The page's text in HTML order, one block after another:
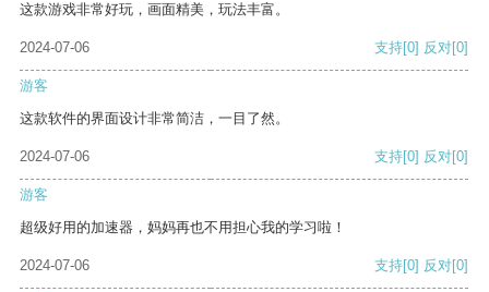
这款游戏非常好玩，画面精美，玩法丰富。
2024-07-06 支持[0] 反对[0]
游客
这款软件的界面设计非常简洁，一目了然。
2024-07-06 支持[0] 反对[0]
游客
超级好用的加速器，妈妈再也不用担心我的学习啦！
2024-07-06 支持[0] 反对[0]